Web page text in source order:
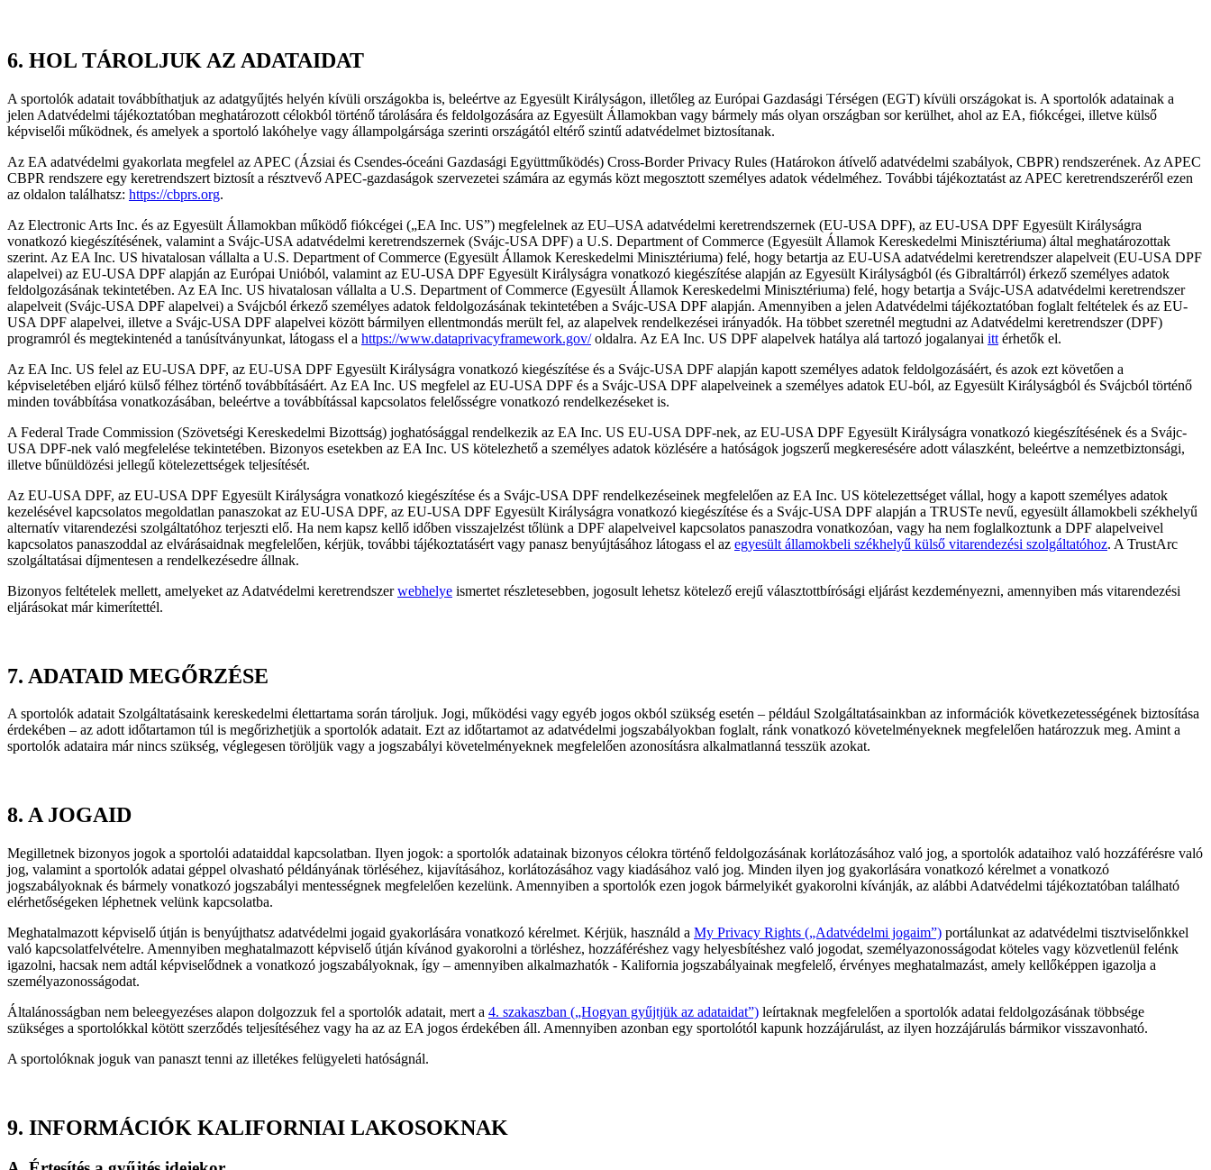
6. HOL TÁROLJUK AZ ADATAIDAT
A sportolók adatait továbbíthatjuk az adatgyűjtés helyén kívüli országokba is, beleértve az Egyesült Királyságon, illetőleg az Európai Gazdasági Térségen (EGT) kívüli országokat is. A sportolók adatainak a
jelen Adatvédelmi tájékoztatóban meghatározott célokból történő tárolására és feldolgozására az Egyesült Államokban vagy bármely más olyan országban sor kerülhet, ahol az EA, fiókcégei, illetve külső
képviselői működnek, és amelyek a sportoló lakóhelye vagy állampolgársága szerinti országától eltérő szintű adatvédelmet biztosítanak.
Az EA adatvédelmi gyakorlata megfelel az APEC (Ázsiai és Csendes-óceáni Gazdasági Együttműködés) Cross-Border Privacy Rules (Határokon átívelő adatvédelmi szabályok, CBPR) rendszerének. Az APEC
CBPR rendszere egy keretrendszert biztosít a résztvevő APEC-gazdaságok szervezetei számára az egymás közt megosztott személyes adatok védelméhez. További tájékoztatást az APEC keretrendszeréről ezen
az oldalon találhatsz: https://cbprs.org.
Az Electronic Arts Inc. és az Egyesült Államokban működő fiókcégei („EA Inc. US”) megfelelnek az EU–USA adatvédelmi keretrendszernek (EU-USA DPF), az EU-USA DPF Egyesült Királyságra
vonatkozó kiegészítésének, valamint a Svájc-USA adatvédelmi keretrendszernek (Svájc-USA DPF) a U.S. Department of Commerce (Egyesült Államok Kereskedelmi Minisztériuma) által meghatározottak
szerint. Az EA Inc. US hivatalosan vállalta a U.S. Department of Commerce (Egyesült Államok Kereskedelmi Minisztériuma) felé, hogy betartja az EU-USA adatvédelmi keretrendszer alapelveit (EU-USA DPF
alapelvei) az EU-USA DPF alapján az Európai Unióból, valamint az EU-USA DPF Egyesült Királyságra vonatkozó kiegészítése alapján az Egyesült Királyságból (és Gibraltárról) érkező személyes adatok
feldolgozásának tekintetében. Az EA Inc. US hivatalosan vállalta a U.S. Department of Commerce (Egyesült Államok Kereskedelmi Minisztériuma) felé, hogy betartja a Svájc-USA adatvédelmi keretrendszer
alapelveit (Svájc-USA DPF alapelvei) a Svájcból érkező személyes adatok feldolgozásának tekintetében a Svájc-USA DPF alapján. Amennyiben a jelen Adatvédelmi tájékoztatóban foglalt feltételek és az EU-
USA DPF alapelvei, illetve a Svájc-USA DPF alapelvei között bármilyen ellentmondás merült fel, az alapelvek rendelkezései irányadók. Ha többet szeretnél megtudni az Adatvédelmi keretrendszer (DPF)
programról és megtekintenéd a tanúsítványunkat, látogass el a https://www.dataprivacyframework.gov/oldalra. Az EA Inc. US DPF alapelvek hatálya alá tartozó jogalanyai itt érhetők el.
Az EA Inc. US felel az EU-USA DPF, az EU-USA DPF Egyesült Királyságra vonatkozó kiegészítése és a Svájc-USA DPF alapján kapott személyes adatok feldolgozásáért, és azok ezt követően a
képviseletében eljáró külső félhez történő továbbításáért. Az EA Inc. US megfelel az EU-USA DPF és a Svájc-USA DPF alapelveinek a személyes adatok EU-ból, az Egyesült Királyságból és Svájcból történő
minden továbbítása vonatkozásában, beleértve a továbbítással kapcsolatos felelősségre vonatkozó rendelkezéseket is.
A Federal Trade Commission (Szövetségi Kereskedelmi Bizottság) joghatósággal rendelkezik az EA Inc. US EU-USA DPF-nek, az EU-USA DPF Egyesült Királyságra vonatkozó kiegészítésének és a Svájc-
USA DPF-nek való megfelelése tekintetében. Bizonyos esetekben az EA Inc. US kötelezhető a személyes adatok közlésére a hatóságok jogszerű megkeresésére adott válaszként, beleértve a nemzetbiztonsági,
illetve bűnüldözési jellegű kötelezettségek teljesítését.
Az EU-USA DPF, az EU-USA DPF Egyesült Királyságra vonatkozó kiegészítése és a Svájc-USA DPF rendelkezéseinek megfelelően az EA Inc. US kötelezettséget vállal, hogy a kapott személyes adatok
kezelésével kapcsolatos megoldatlan panaszokat az EU-USA DPF, az EU-USA DPF Egyesült Királyságra vonatkozó kiegészítése és a Svájc-USA DPF alapján a TRUSTe nevű, egyesült államokbeli székhelyű
alternatív vitarendezési szolgáltatóhoz terjeszti elő. Ha nem kapsz kellő időben visszajelzést tőlünk a DPF alapelveivel kapcsolatos panaszodra vonatkozóan, vagy ha nem foglalkoztunk a DPF alapelveivel
kapcsolatos panaszoddal az elvárásaidnak megfelelően, kérjük, további tájékoztatásért vagy panasz benyújtásához látogass el az egyesült államokbeli székhelyű külső vitarendezési szolgáltatóhoz. A TrustArc
szolgáltatásai díjmentesen a rendelkezésedre állnak.
Bizonyos feltételek mellett, amelyeket az Adatvédelmi keretrendszerwebhelye ismertet részletesebben, jogosult lehetsz kötelező erejű választottbírósági eljárást kezdeményezni, amennyiben más vitarendezési
eljárásokat már kimerítettél.
7. ADATAID MEGŐRZÉSE
A sportolók adatait Szolgáltatásaink kereskedelmi élettartama során tároljuk. Jogi, működési vagy egyéb jogos okból szükség esetén – például Szolgáltatásainkban az információk következetességének biztosítása
érdekében – az adott időtartamon túl is megőrizhetjük a sportolók adatait. Ezt az időtartamot az adatvédelmi jogszabályokban foglalt, ránk vonatkozó követelményeknek megfelelően határozzuk meg. Amint a
sportolók adataira már nincs szükség, véglegesen töröljük vagy a jogszabályi követelményeknek megfelelően azonosításra alkalmatlanná tesszük azokat.
8. A JOGAID
Megilletnek bizonyos jogok a sportolói adataiddal kapcsolatban. Ilyen jogok: a sportolók adatainak bizonyos célokra történő feldolgozásának korlátozásához való jog, a sportolók adataihoz való hozzáférésre való
jog, valamint a sportolók adatai géppel olvasható példányának törléséhez, kijavításához, korlátozásához vagy kiadásához való jog. Minden ilyen jog gyakorlására vonatkozó kérelmet a vonatkozó
jogszabályoknak és bármely vonatkozó jogszabályi mentességnek megfelelően kezelünk. Amennyiben a sportolók ezen jogok bármelyikét gyakorolni kívánják, az alábbi Adatvédelmi tájékoztatóban található
elérhetőségeken léphetnek velünk kapcsolatba.
Meghatalmazott képviselő útján is benyújthatsz adatvédelmi jogaid gyakorlására vonatkozó kérelmet. Kérjük, használd a My Privacy Rights („Adatvédelmi jogaim”) portálunkat az adatvédelmi tisztviselőnkkel
való kapcsolatfelvételre. Amennyiben meghatalmazott képviselő útján kívánod gyakorolni a törléshez, hozzáféréshez vagy helyesbítéshez való jogodat, személyazonosságodat köteles vagy közvetlenül felénk
igazolni, hacsak nem adtál képviselődnek a vonatkozó jogszabályoknak, így – amennyiben alkalmazhatók - Kalifornia jogszabályainak megfelelő, érvényes meghatalmazást, amely kellőképpen igazolja a
személyazonosságodat.
Általánosságban nem beleegyezéses alapon dolgozzuk fel a sportolók adatait, mert a 4. szakaszban („Hogyan gyűjtjük az adataidat”) leírtaknak megfelelően a sportolók adatai feldolgozásának többsége
szükséges a sportolókkal kötött szerződés teljesítéséhez vagy ha az az EA jogos érdekében áll. Amennyiben azonban egy sportolótól kapunk hozzájárulást, az ilyen hozzájárulás bármikor visszavonható.
A sportolóknak joguk van panaszt tenni az illetékes felügyeleti hatóságnál.
9. INFORMÁCIÓK KALIFORNIAI LAKOSOKNAK